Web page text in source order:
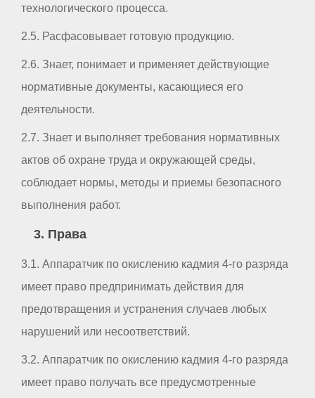
технологического процесса.
2.5. Расфасовывает готовую продукцию.
2.6. Знает, понимает и применяет действующие
нормативные документы, касающиеся его
деятельности.
2.7. Знает и выполняет требования нормативных
актов об охране труда и окружающей среды,
соблюдает нормы, методы и приемы безопасного
выполнения работ.
3. Права
3.1. Аппаратчик по окислению кадмия 4-го разряда
имеет право предпринимать действия для
предотвращения и устранения случаев любых
нарушений или несоответствий.
3.2. Аппаратчик по окислению кадмия 4-го разряда
имеет право получать все предусмотренные